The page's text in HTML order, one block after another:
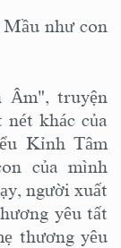
như con
Âm", truyện
khác của
Kỉnh Tâm
của mình
người xuất
yêu tất
thương yêu